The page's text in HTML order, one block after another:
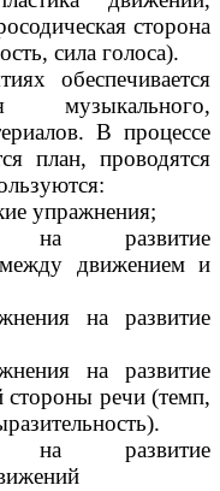
сторона
сила голоса).
обеспечивается
музыкального,
В процессе
план, проводятся
упражнения;
на развитие
движением и
на развитие
на развитие
стороны речи (темп,
на развитие